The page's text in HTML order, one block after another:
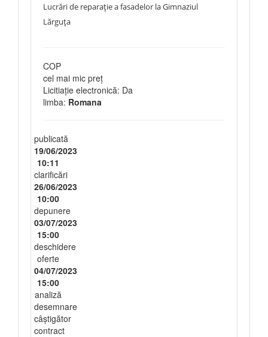
Lucrări de reparație a fasadelor la Gimnaziul
Lărguța
COP
cel mai mic preț
Licitiație electronică: Da
limba: Romana
publicată
19/06/2023
10:11
clarificări
26/06/2023
10:00
depunere
03/07/2023
15:00
deschidere
oferte
04/07/2023
15:00
analiză
desemnare
câștigător
contract